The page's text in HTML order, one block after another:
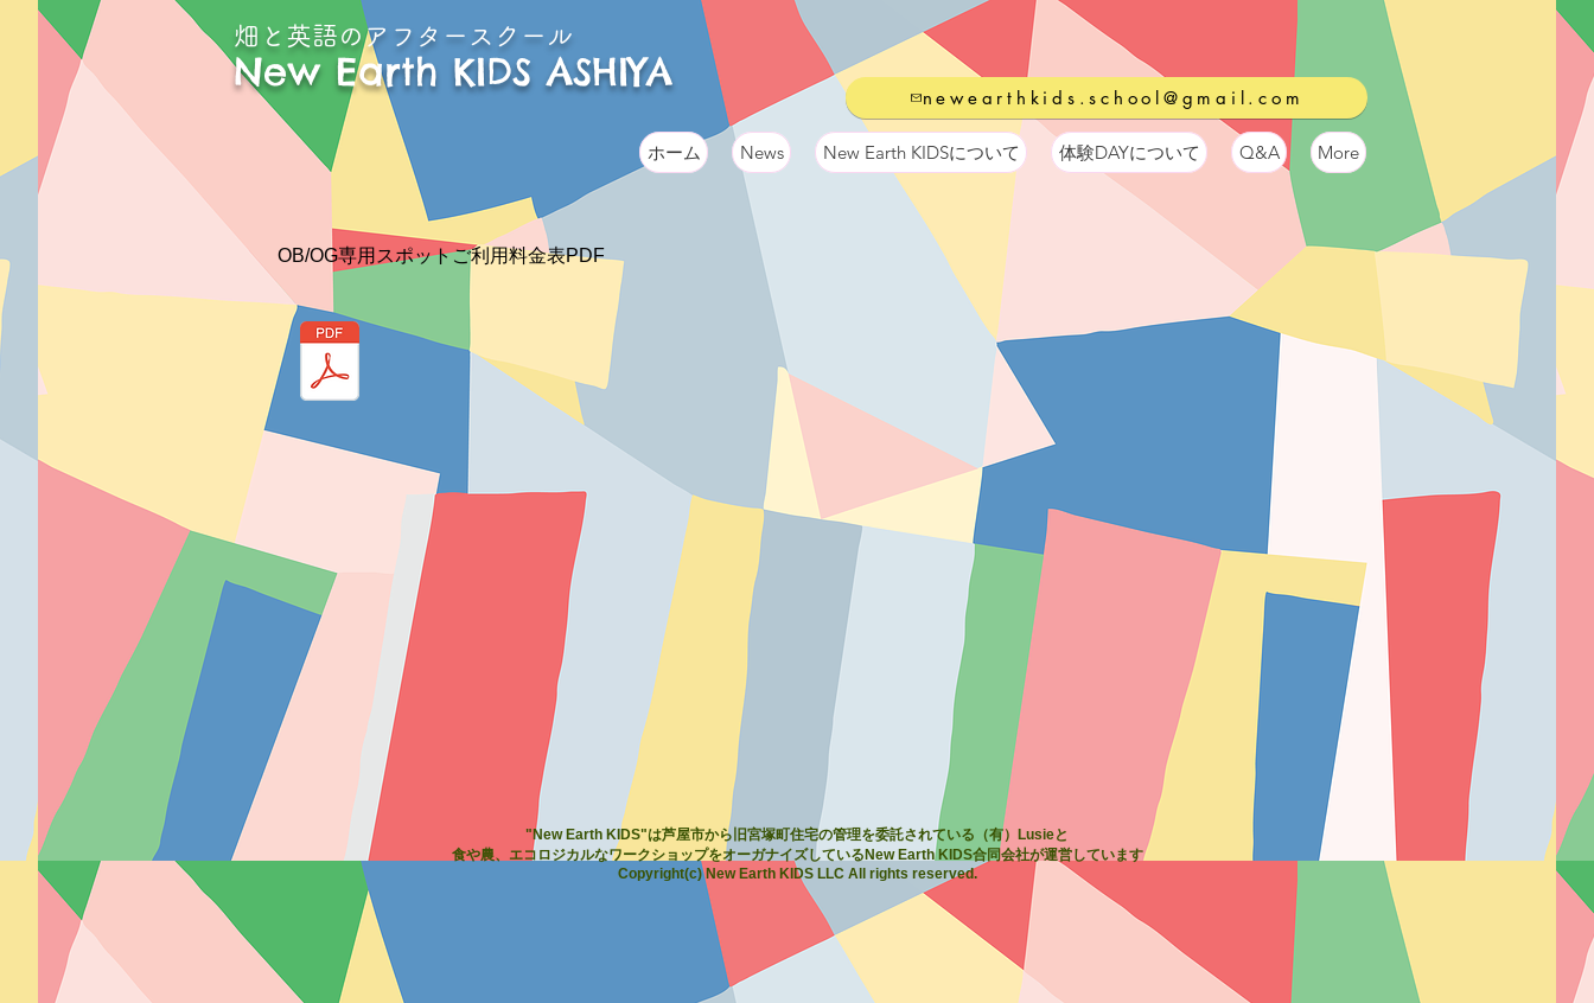
畑と英語のアフタースクール
New Earth KIDS ASHIYA
newearthkids.school@gmail.com
ホーム News New Earth KIDSについて 体験DAYについて Q&A More
OB/OG専用スポットご利用料金表PDF
"New Earth KIDS"は芦屋市から旧宮塚町住宅の管理を委託されている（有）Lusieと
​食や農、エコロジカルなワークショップをオーガナイズしているNew Earth KIDS合同会社が運営しています
Copyright(c) New Earth KIDS LLC All rights reserved.